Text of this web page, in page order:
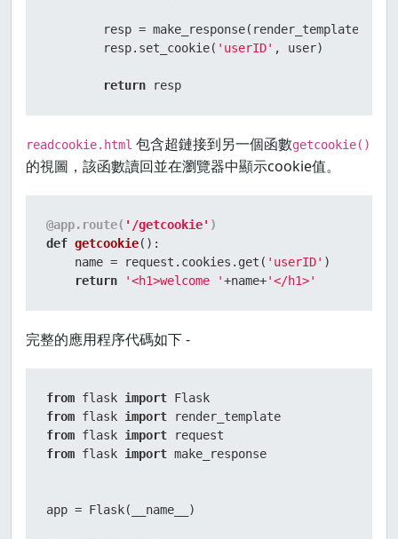
        resp = make_response(render_template(
        resp.set_cookie(
'userID' , user)
return resp
readcookie.html 包含超鏈接到另一個函數getcookie()
的視圖，該函數讀回並在瀏覽器中顯示cookie值。
@app.route( '/getcookie' )
def getcookie():
    name = request.cookies.get(
'userID' )
return
'<h1>welcome '+name+'</h1>'
完整的應用程序代碼如下 -
from flask import
from flask import
from flask import
from flask import make_response
app = Flask(__name__)